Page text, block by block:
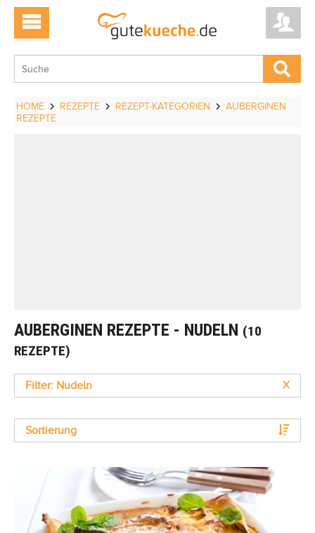
HOME REZEPTE REZEPT-KATEGORIEN
AUBERGINEN
REZEPTE
AUBERGINEN REZEPTE - NUDELN (10
REZEPTE)
Filter: Nudeln X
Sortierung